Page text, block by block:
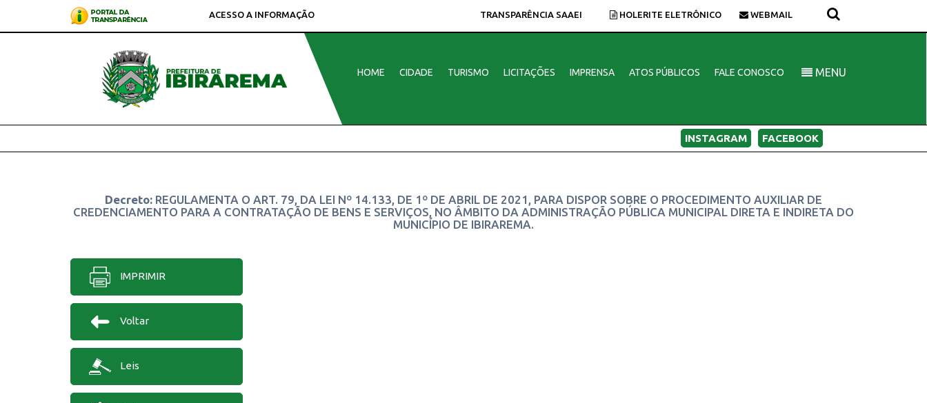
ACESSO A INFORMAÇÃO TRANSPARÊNCIA SAAEI HOLERITE ELETRÔNICO WEBMAIL
HOME CIDADE TURISMO LICITAÇÕES IMPRENSA ATOS PÚBLICOS FALE CONOSCO MENU
INSTAGRAM FACEBOOK
Decreto: REGULAMENTA O ART. 79, DA LEI Nº 14.133, DE 1º DE ABRIL DE 2021, PARA DISPOR SOBRE O PROCEDIMENTO AUXILIAR DE
CREDENCIAMENTO PARA A CONTRATAÇÃO DE BENS E SERVIÇOS, NO ÂMBITO DA ADMINISTRAÇÃO PÚBLICA MUNICIPAL DIRETA E INDIRETA DO
MUNICÍPIO DE IBIRAREMA.
IMPRIMIR
Voltar
Leis